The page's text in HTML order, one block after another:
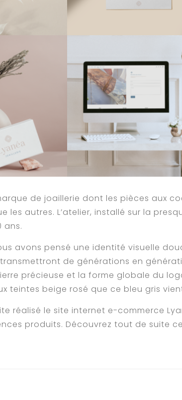
de joaillerie dont les pièces aux
les autres. L’atelier, installé sur la
ans.
avons pensé une identité visuelle
de générations en
précieuse et la forme globale du
teintes beige rosé que ce bleu gris
réalisé le site internet e-commerce
produits. Découvrez tout de suite